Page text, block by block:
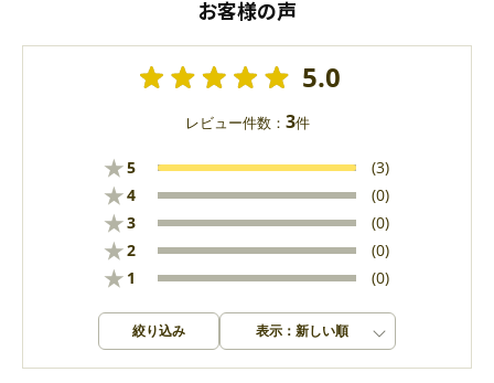
お客様の声
5.0
レビュー件数： 3件
★5 (3)
★4 (0)
★3 (0)
★2 (0)
★ 1 (0)
絞り込み 表示：新しい順